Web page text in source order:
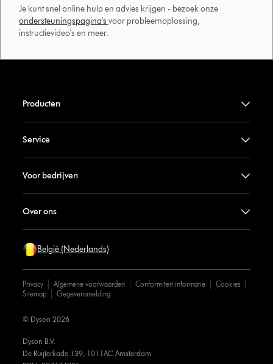
Je kunt snel online hulp en advies krijgen - bezoek onze
ondersteuningspagina's voor probleemoplossing,
instructievideo's en meer.
Producten
Service
Voor bedrijven
Over ons
België (Nederlands)
Privacy Algemene voorwaarden Conformiteit informatie
Cookies
Sitemap
Gegevensmelding
Dyson B.V.
De Ruijterkade 139, 1011AC Amsterdam
© Dyson 2026